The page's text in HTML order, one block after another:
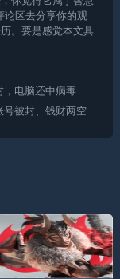
论区去分享你的观
。要是感觉本文具
，电脑还中病毒
号被封、钱财两空